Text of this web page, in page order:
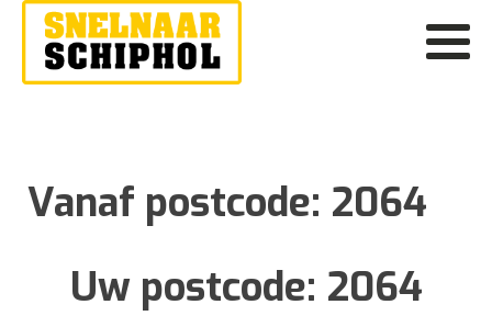
Vanaf postcode: 2064
Uw postcode: 2064